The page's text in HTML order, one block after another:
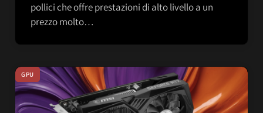
pollici che offre prestazioni di alto livello a un
prezzo molto…
GPU